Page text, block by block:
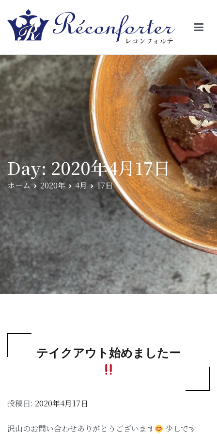
【レコンフォルテ】吹田・千里山/フレンチ（フラ
ンス料理）
絵の様に見える。そんな空間で、ゆっくり素材そのものの旨さを閉
じ込めたフレンチを・・・・・。
Day: 2020年4月17日
ホーム 2020年 4月 17日
テイクアウト始めましたー
投稿日: 2020年4月17日
沢山のお問い合わせありがとうございます 少しです